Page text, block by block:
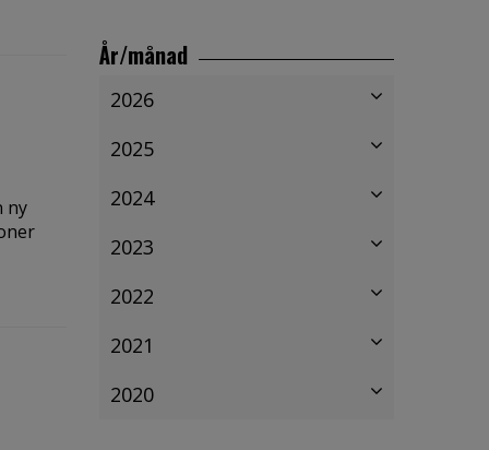
ny
År/månad
2026
2025
2024
2023
2022
2021
2020